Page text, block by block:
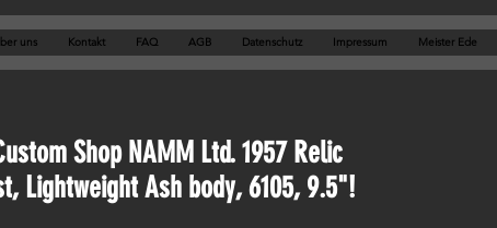
uns Kontakt FAQ AGB Datenschutz Impressum Meister Ede
Shop NAMM Ltd. 1957 Relic
Lightweight Ash body, 6105, 9.5"!